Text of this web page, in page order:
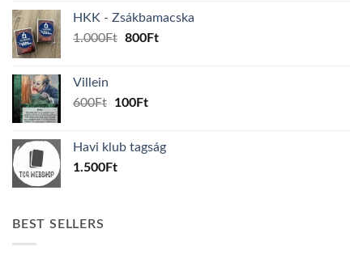
160Ft.150Ft.
HKK - Zsákbamacska
1.000Ft Original
800FtCurrent
Villein
600Ft
Original
600Ft.
100FtCurrent
100Ft.
Havi klub tagság
1.500Ft
BEST SELLERS